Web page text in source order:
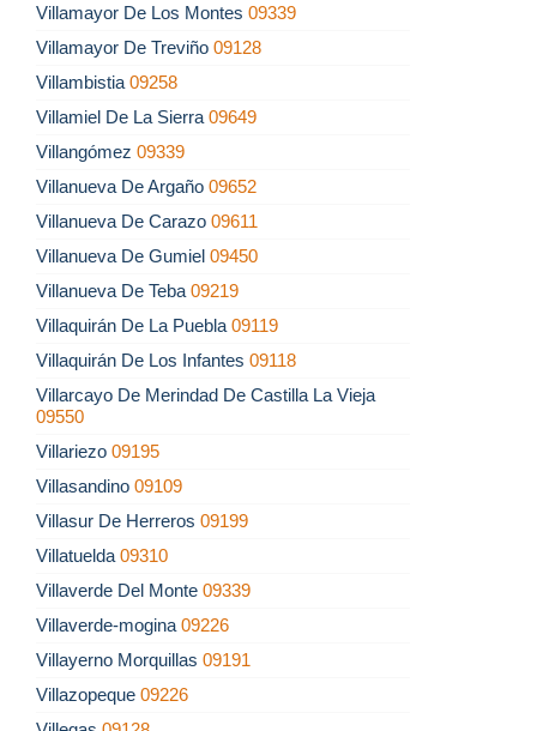
Villamayor De Los Montes 09339
Villamayor De Treviño 09128
Villambistia 09258
Villamiel De La Sierra 09649
Villangómez 09339
Villanueva De Argaño 09652
Villanueva De Carazo 09611
Villanueva De Gumiel 09450
Villanueva De Teba 09219
Villaquirán De La Puebla 09119
Villaquirán De Los Infantes 09118
Villarcayo De Merindad De Castilla La Vieja
09550
Villariezo 09195
Villasandino 09109
Villasur De Herreros 09199
Villatuelda 09310
Villaverde Del Monte 09339
Villaverde-mogina 09226
Villayerno Morquillas 09191
Villazopeque 09226